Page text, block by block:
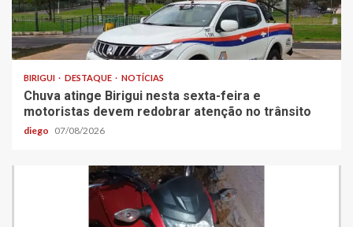
BIRIGUI DESTAQUE NOTÍCIAS
Chuva atinge Birigui nesta sexta-feira e
motoristas devem redobrar atenção no trânsito
diego 07/08/2026